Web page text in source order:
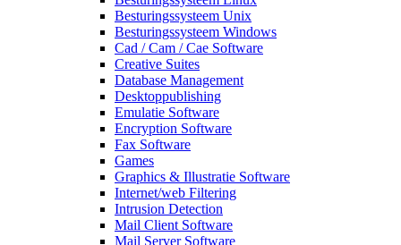
Besturingssysteem Unix
Besturingssysteem Windows
Cad / Cam / Cae Software
Creative Suites
Database Management
Desktoppublishing
Emulatie Software
Encryption Software
Fax Software
Games
Graphics & Illustratie Software
Internet/web Filtering
Intrusion Detection
Mail Client Software
Mail Server Software